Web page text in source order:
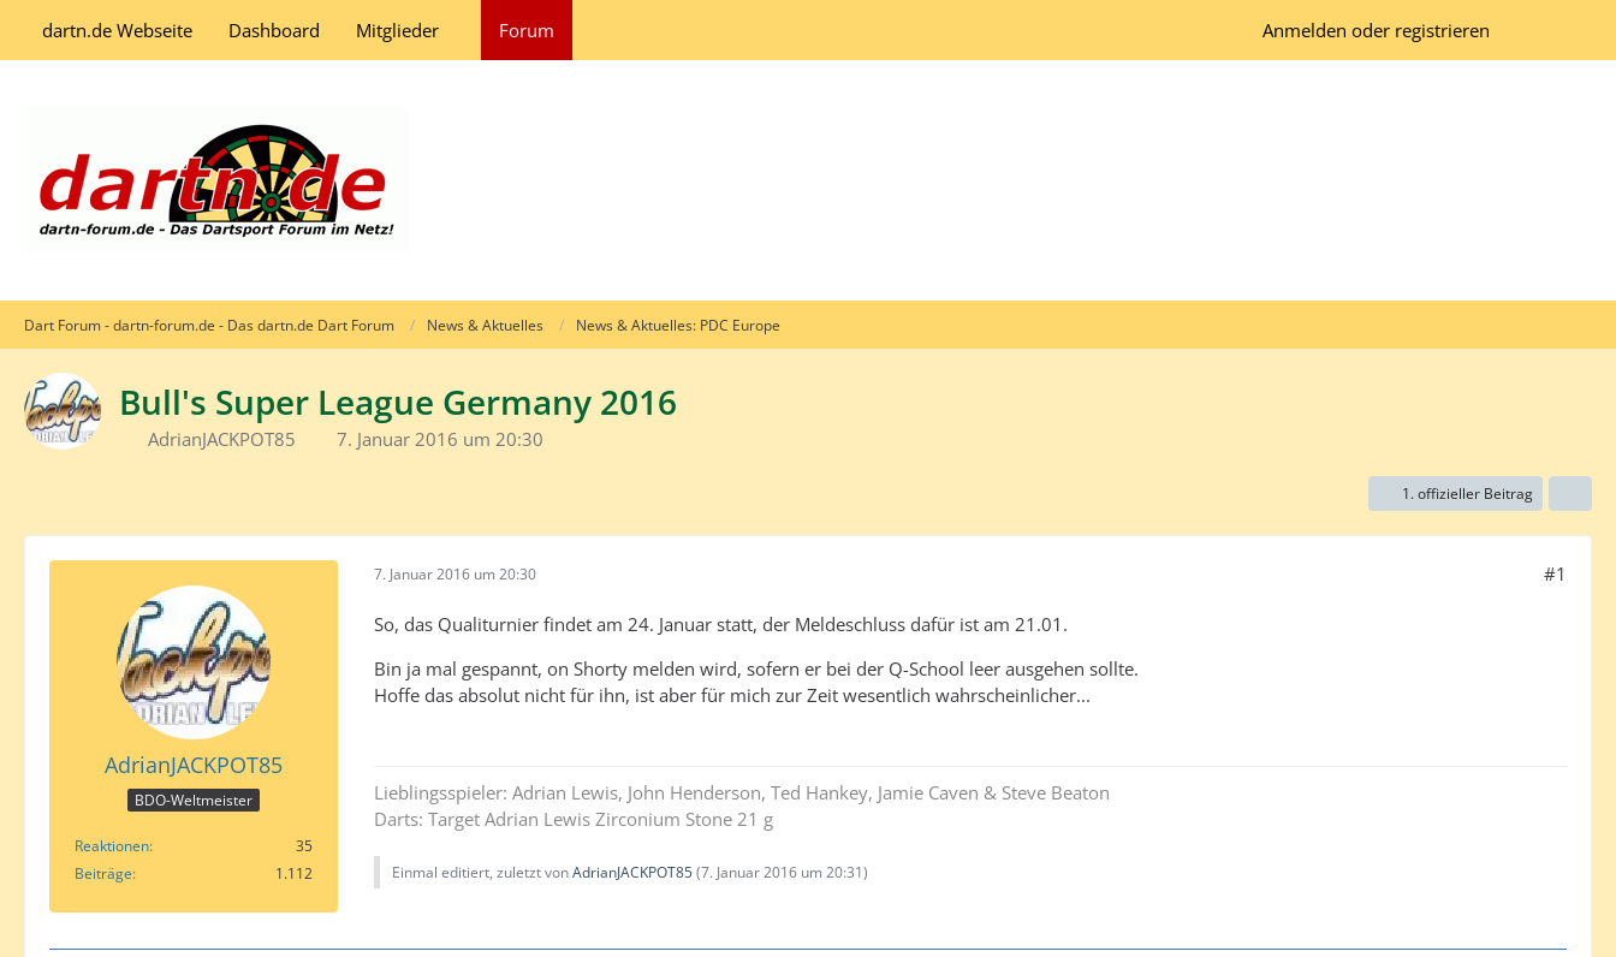
dartn.de Webseite Dashboard Mitglieder Forum Anmelden oder registrieren
Dart Forum - dartn-forum.de - Das dartn.de Dart Forum News & Aktuelles News & Aktuelles: PDC Europe
Bull's Super League Germany 2016
AdrianJACKPOT85 7. Januar 2016 um 20:30
1. offizieller Beitrag
AdrianJACKPOT85
BDO-Weltmeister
Reaktionen
35
Beiträge
1.112
7. Januar 2016 um 20:30 #1
So, das Qualiturnier findet am 24. Januar statt, der Meldeschluss dafür ist am 21.01.
Bin ja mal gespannt, on Shorty melden wird, sofern er bei der Q-School leer ausgehen sollte.
Hoffe das absolut nicht für ihn, ist aber für mich zur Zeit wesentlich wahrscheinlicher...
Lieblingsspieler: Adrian Lewis, John Henderson, Ted Hankey, Jamie Caven & Steve Beaton
Darts: Target Adrian Lewis Zirconium Stone 21 g
Einmal editiert, zuletzt vonAdrianJACKPOT85(7. Januar 2016 um 20:31)